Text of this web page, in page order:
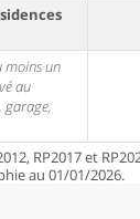
moins un
au
garage,
RP2017 et
au 01/01/2026.